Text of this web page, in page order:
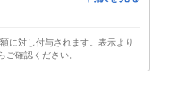
に対し付与されます。表示より
確認ください。